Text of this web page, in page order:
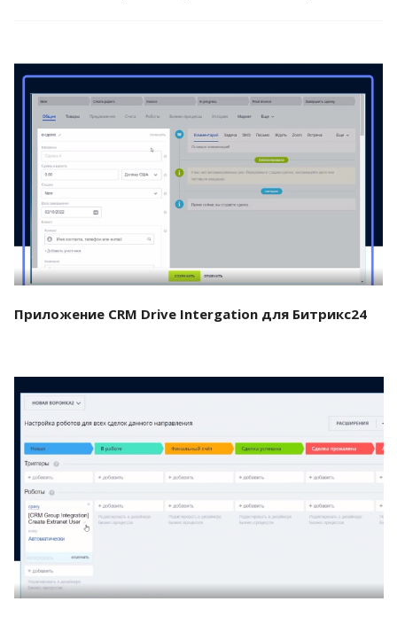
Смотреть проект
Приложение CRM Drive Intergation для Битрикс24
Смотреть проект